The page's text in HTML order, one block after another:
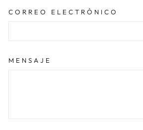
CORREO ELECTRÓNICO
MENSAJE